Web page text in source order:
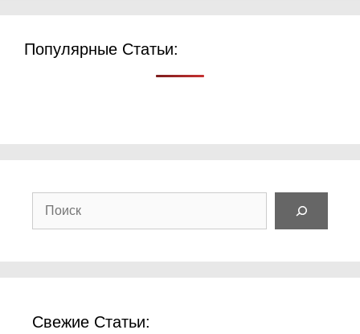
Популярные Статьи:
Поиск
Свежие Статьи: